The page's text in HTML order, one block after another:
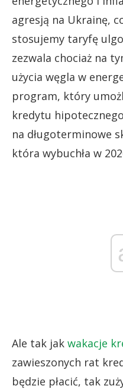
agresją na Ukrainę,
stosujemy taryfę
zezwala chociaż na
użycia węgla w
program, który
kredytu
na długoterminowe
która wybuchła w
Ale tak jak wakacje
zawieszonych rat
będzie płacić, tak